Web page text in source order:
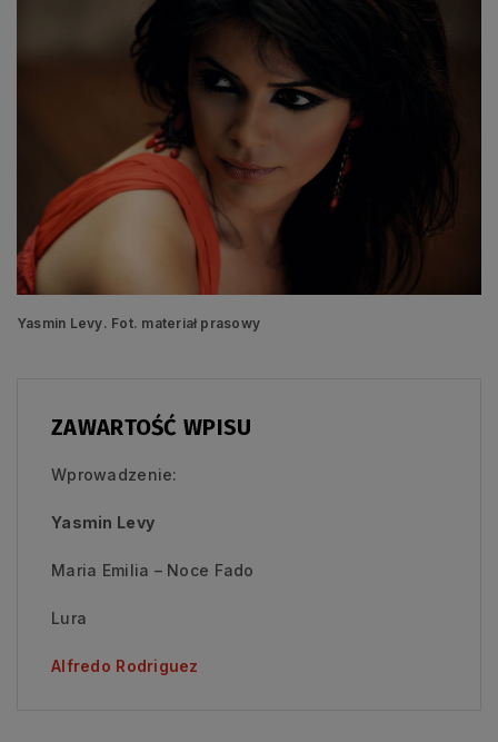
Yasmin Levy. Fot. materiał prasowy
ZAWARTOŚĆ WPISU
Wprowadzenie:
Yasmin Levy
Maria Emilia – Noce Fado
Lura
Alfredo Rodriguez